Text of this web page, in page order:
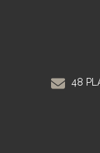
48